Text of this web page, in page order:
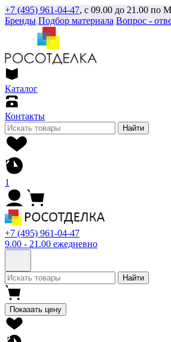
+7 (495) 961-04-47, с 09.00 до 21.00 по
Бренды Подбор материала Вопрос -
Каталог
Контакты
Найти
1
+7 (495) 961-04-47
9.00 - 21.00 ежедневно
Найти
Показать цену